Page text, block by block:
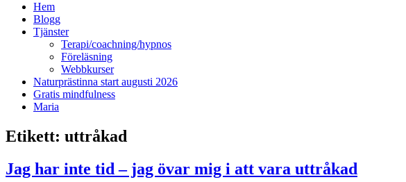
Hem
Blogg
Tjänster
Terapi/coachning/hypnos
Föreläsning
Webbkurser
Naturprästinna start augusti 2026
Gratis mindfulness
Maria
Etikett: uttråkad
Jag har inte tid – jag övar mig i att vara uttråkad